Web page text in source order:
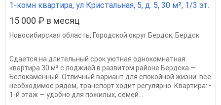
1-комн квартира, ул Кристальная, 5, д. 5, 30 м², 1/3 эт.
15 000 ₽ в месяц
Новосибирская область, Городской округ Бердск, Бердск
Сдается на длительный срок уютная однокомнатная
квартира 30 м² с лоджией в развитом районе Бердска —
Белокаменный. Отличный вариант для спокойной жизни: всё
необходимое рядом, транспорт ходит регулярно. Квартира: •
1-й этаж — удобно для пожилых, семей...